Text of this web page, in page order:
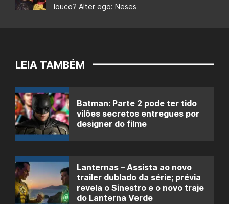
louco? Alter ego: Neses
LEIA TAMBÉM
Batman: Parte 2 pode ter tido
vilões secretos entregues por
designer do filme
Lanternas – Assista ao novo
trailer dublado da série; prévia
revela o Sinestro e o novo traje
do Lanterna Verde